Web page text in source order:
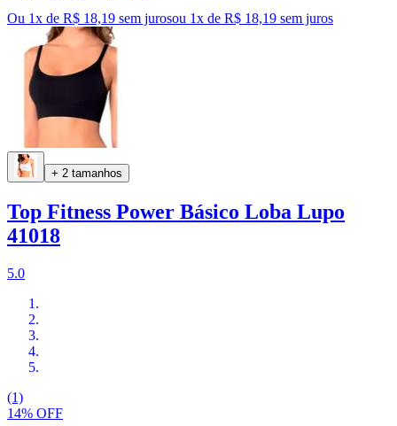
Ou 1x de R$ 18,19 sem jurosou 1x de R$ 18,19 sem juros
+ 2 tamanhos
Top Fitness Power Básico Loba Lupo
41018
5.0
(1)
14% OFF